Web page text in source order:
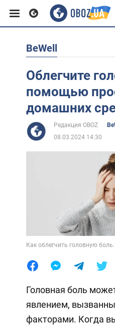
Европа
США
Африка
BeWell
Облегчите
помощью
домашних
Редакция OBOZ
08.03.2024 14:30
Как облегчить головную
Головная боль
явлением,
факторами. Когда